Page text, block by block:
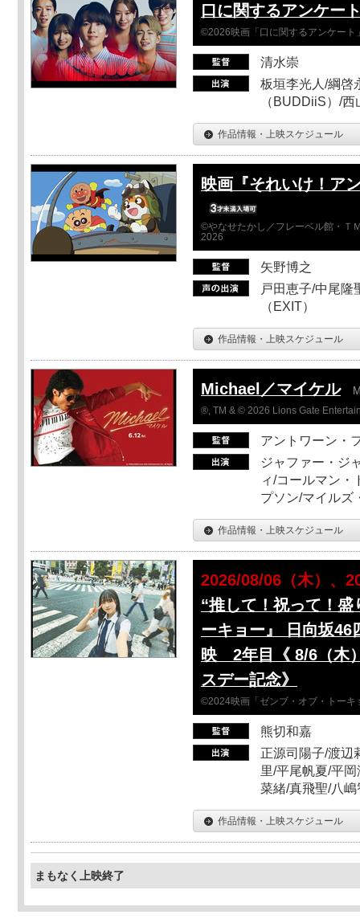
口に関するアンケー
©2026映画「口に関するアンケート
清水崇
板垣李光人/綱啓
（BUDDiiS）/
作品情報・上映スケジュール
映画『それいけ！ア
©やなせたかし／フレーベル館・Ｔ
2026
矢野博之
戸田恵子/中尾隆
（EXIT）
作品情報・上映スケジュール
Michael／マイケル
®, TM & © 2026 Lions Gate
アントワーン・
ジャファー・ジ
ィ/コールマン・
プソン/マイルズ
作品情報・上映スケジュール
2026/08/06（木）、
“推して！祝って！
ーキョー』 日向坂46
映 2年目《 8/6（木
スデー記念》
©2024映画「ゼンブ・オブ・トーキ
熊切和嘉
正源司陽子/渡辺
里/平尾帆夏/平
菜緒/真飛聖/八嶋
作品情報・上映スケジュール
まもなく上映終了